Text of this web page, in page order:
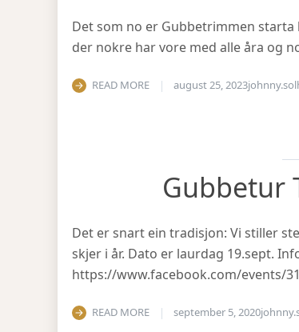
Det som no er Gubbetrimmen starta
der nokre har vore med alle åra og
READ MORE august 25, 2023
Gubbetur
Det er snart ein tradisjon: Vi stiller
skjer i år. Dato er laurdag 19.sept.
https://www.facebook.com/events/
READ MORE september 5, 2020